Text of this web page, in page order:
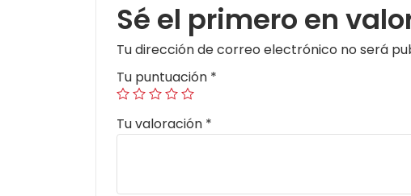
Sé el primero en
Tu dirección de correo electrónico no será
Tu puntuación *
Tu valoración *